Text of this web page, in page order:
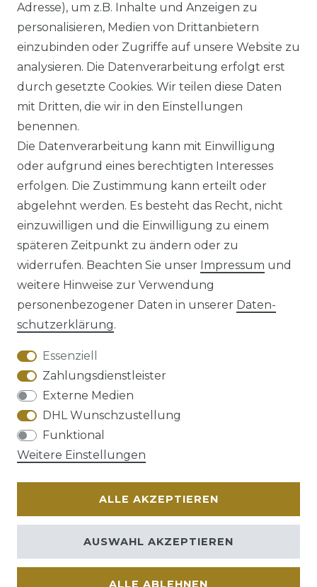
Authentic klein - Damen Sport
und Freizeit Hose aus reiner
Baumwolle (03020)
ab 54,95 € *
Impressum Daten­schutz­erklärung
AGB Barrierefreiheitserklärung
Widerrufs­recht
Adresse), um z.B. Inhalte und Anzeigen zu
personalisieren, Medien von Drittanbietern
einzubinden oder Zugriffe auf unsere Website zu
analysieren. Die Datenverarbeitung erfolgt erst
durch gesetzte Cookies. Wir teilen diese Daten
mit Dritten, die wir in den Einstellungen
benennen.
Die Datenverarbeitung kann mit Einwilligung
oder aufgrund eines berechtigten Interesses
erfolgen. Die Zustimmung kann erteilt oder
abgelehnt werden. Es besteht das Recht, nicht
einzuwilligen und die Einwilligung zu einem
späteren Zeitpunkt zu ändern oder zu
widerrufen. Beachten Sie unser Impressum und
weitere Hinweise zur Verwendung
personenbezogener Daten in unserer Daten­
schutz­erklärung.
Essenziell
Zahlungsdienstleister
Externe Medien
DHL Wunschzustellung
Funktional
Weitere Einstellungen
ALLE AKZEPTIEREN
ALLE ABLEHNEN
AUSWAHL AKZEPTIEREN